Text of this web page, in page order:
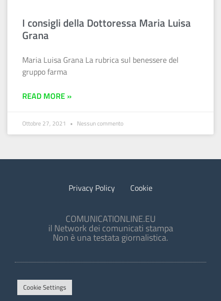
I consigli della Dottoressa Maria Luisa
Grana
Maria Luisa Grana La rubrica sul benessere del
gruppo farma
READ MORE »
Ottobre 27, 2021 Nessun commento
Privacy Policy Cookie
COMUNICATIONLINE.EU
il Network dei comunicati stampa
Non è una testata giornalistica.
Cookie Settings